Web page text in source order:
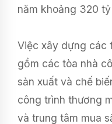
năm khoảng 320
Việc xây dựng các
gồm các tòa nhà
sản xuất và chế
công trình thương
và trung tâm mua